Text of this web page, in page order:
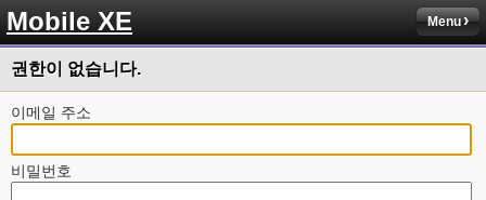
Mobile XE Menu
권한이 없습니다.
이메일 주소
비밀번호